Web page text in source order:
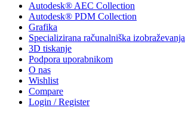
Autodesk® AEC Collection
Autodesk® PDM Collection
Grafika
Specializirana računalniška izobraževanja
3D tiskanje
Podpora uporabnikom
O nas
Wishlist
Compare
Login / Register